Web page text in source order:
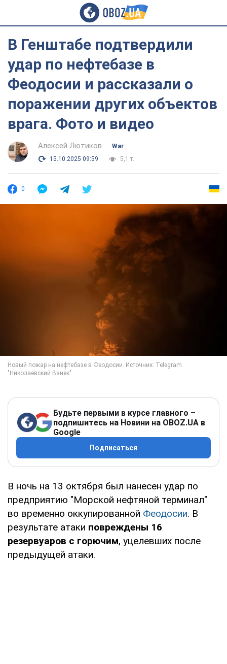
В Генштабе подтвердили
удар по нефтебазе в
Феодосии и рассказали о
поражении других объектов
врага. Фото и видео
Алексей Лютиков
War
15.10.2025 09:59
5,1 т.
0
Будьте первыми в курсе главного –
подпишитесь на Новини на OBOZ.UA в
Google
Подписаться
В ночь на 13 октября был нанесен удар по
предприятию "Морской нефтяной терминал"
во временно оккупированной Феодосии. В
результате атаки повреждены 16
резервуаров с горючим, уцелевших после
предыдущей атаки.